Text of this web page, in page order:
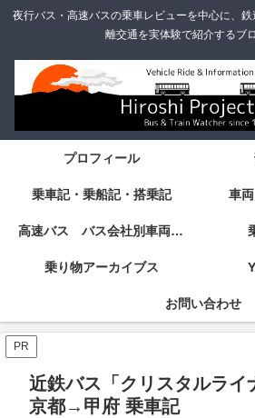
夜行バス・高速バスの乗車レビューを中心に、
離交通を実体験で紹介するブ
プロフィール
乗車記・乗船記・搭乗記 車
高速バス バス会社別車両・設備・シート紹介
乗り物アーカイブス
お問い合わせ
PR
近鉄バス「クリスタルラ
京都→甲府 乗車記